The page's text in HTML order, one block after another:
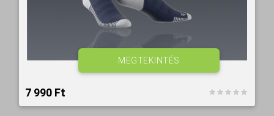
7 990 Ft‎
MEGTEKINTÉS